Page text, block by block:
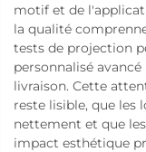
motif et de
la qualité
tests de projection
personnalisé
livraison. Cette
reste lisible, que les
nettement et que
impact esthétique